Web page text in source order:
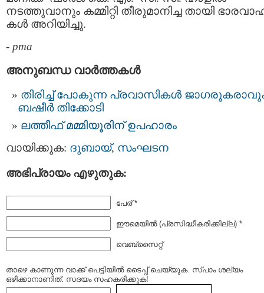
നടത്തുവാനും കമ്മിറ്റി തീരുമാനിച്ച തായി
കള്‍ അറിയിച്ചു.
- pma
അനുബന്ധ വാര്‍ത്തകള്‍
തിരിച്ച് പോകുന്ന പ്രവാസികള്‍
ബഷീര്‍ തിക്കോടി
ലത്തീഫ് മമ്മിയൂരിന് ഉപഹാരം
വായിക്കുക: ദുബായ്‌, സംഘടന
അഭിപ്രായം എഴുതുക:
പേര് *
ഈമെയില്‍ (പ്രസിദ്ധീകരിക്കില്ല) *
വെബ്സൈറ്റ്
താഴെ കാണുന്ന വാക്ക് പെട്ടിയില്‍ ടൈപ്പ്‌ ചെയ്യുക. സ്പാം ശല്യം
ഒഴിക്കാനാണിത്. സദയം സഹകരിക്കുക!